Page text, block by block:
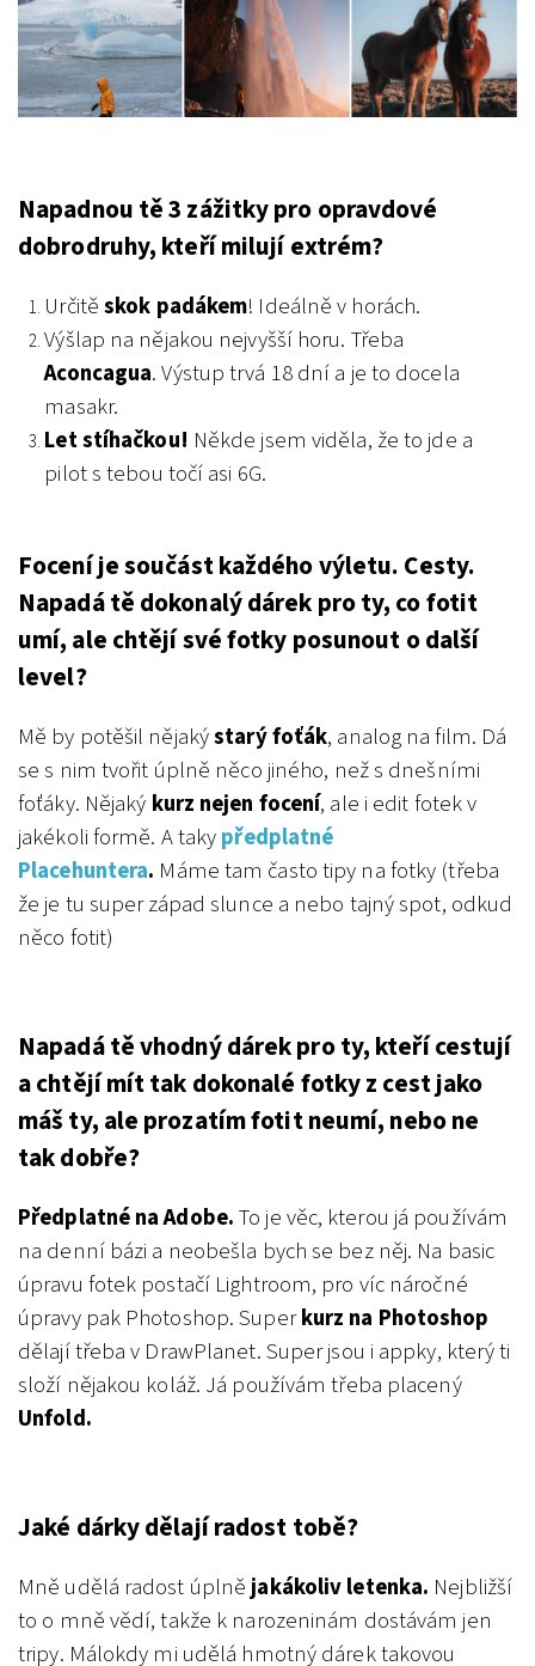
Napadnou tě 3 zážitky pro opravdové
dobrodruhy, kteří milují extrém?
Určitěskok padákem! Ideálně v horách.
Výšlap na nějakou nejvyšší horu. Třeba
Aconcagua. Výstup trvá 18 dní a je to docela
masakr.
Let stíhačkou! Někde jsem viděla, že to jde a
pilot s tebou točí asi 6G.
Focení je součást každého výletu. Cesty.
Napadá tě dokonalý dárek pro ty, co fotit
umí, ale chtějí své fotky posunout o další
level?
Mě by potěšil nějakýstarý foťák, analog na film. Dá
se s nim tvořit úplně něco jiného, než s dnešními
foťáky. Nějaký kurz nejen focení, ale i edit fotek v
jakékoli formě. A takypředplatné
Placehuntera. Máme tam často tipy na fotky (třeba
že je tu super západ slunce a nebo tajný spot, odkud
něco fotit)
Napadá tě vhodný dárek pro ty, kteří cestují
a chtějí mít tak dokonalé fotky z cest jako
máš ty, ale prozatím fotit neumí, nebo ne
tak dobře?
Předplatné na Adobe.To je věc, kterou já používám
na denní bázi a neobešla bych se bez něj. Na basic
úpravu fotek postačí Lightroom, pro víc náročné
úpravy pak Photoshop. Superkurz na Photoshop
dělají třeba v DrawPlanet.Super jsou i appky, který ti
složí nějakou koláž. Já používám třeba placený
Unfold.
Jaké dárky dělají radost tobě?
Mně udělá radost úplně jakákoliv letenka. Nejbližší
to o mně vědí, takže k narozeninám dostávám jen
tripy. Málokdy mi udělá hmotný dárek takovou